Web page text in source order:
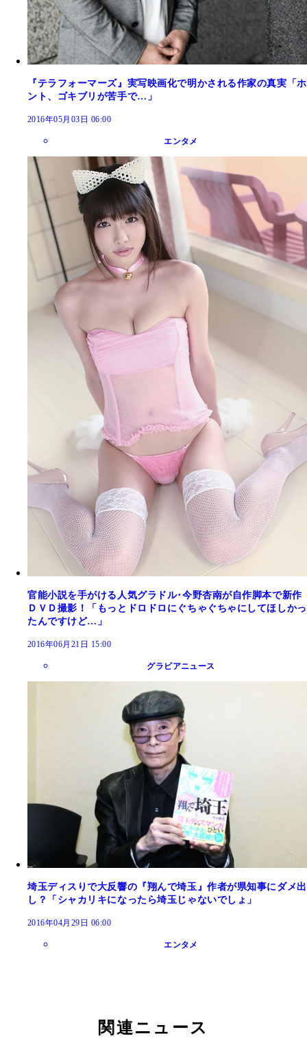
『テラフォーマーズ』実写映画化で明かされる作家の真実「ホ
ント、ゴキブリが苦手で…」
2016年05月03日 06:00
エンタメ
官能小説を手がける人気グラドル･今野杏南が自作脚本で新作
ＤＶＤ撮影！「もっとドロドロにぐちゃぐちゃにしてほしかっ
たんですけど…」
2016年06月21日 15:00
グラビアニュース
埼玉ディスりで大反響の『翔んで埼玉』作者が県知事にダメ出
し？「シャカリキになったら埼玉じゃないでしょ」
2016年04月29日 06:00
エンタメ
関連ニュース